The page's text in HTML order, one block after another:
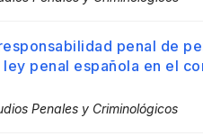
penal de
penal española en el
Penales y Criminológicos